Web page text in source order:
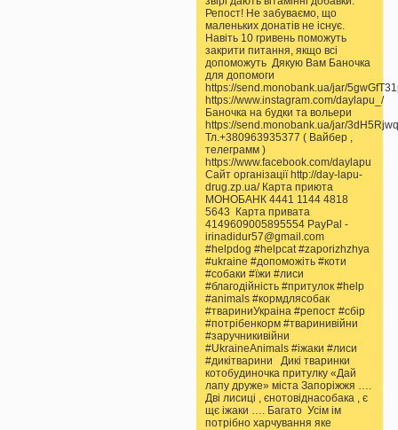
Репост! Не забуваємо, що
маленьких донатів не існує.
Навіть 10 гривень поможуть
закрити питання, якщо всі
допоможуть Дякую Вам Баночка
для допомоги
https://send.monobank.ua/jar/
https://www.instagram.com/daylapu_/
Баночка на будки та вольери
https://send.monobank.ua/jar/
Тл.+380963935377 ( Вайбер ,
телеграмм )
https://www.facebook.com/daylapu
Сайт організації http://day-lapu-
drug.zp.ua/ Карта приюта
МОНОБАНК 4441 1144 4818
5643 Карта привата
4149609005895554 PayPal -
irinadidur57@gmail.com
#helpdog #helpcat #zaporizhzhya
#ukraine #допоможіть #коти
#собаки #їжи #лиси
#благодійність #притулок #help
#animals #кормдлясобак
#твариниУкраіна #репост #сбір
#потрібенкорм #тваринивійни
#заручникивійни
#UkraineAnimals #іжаки #лиси
#дикітварини Дикі тваринки
котобудиночка притулку «Дай
лапу друже» міста Запоріжжя ….
Дві лисиці , єнотовіднасобака , є
щє іжаки …. Багато Усім ім
потрібно харчування яке